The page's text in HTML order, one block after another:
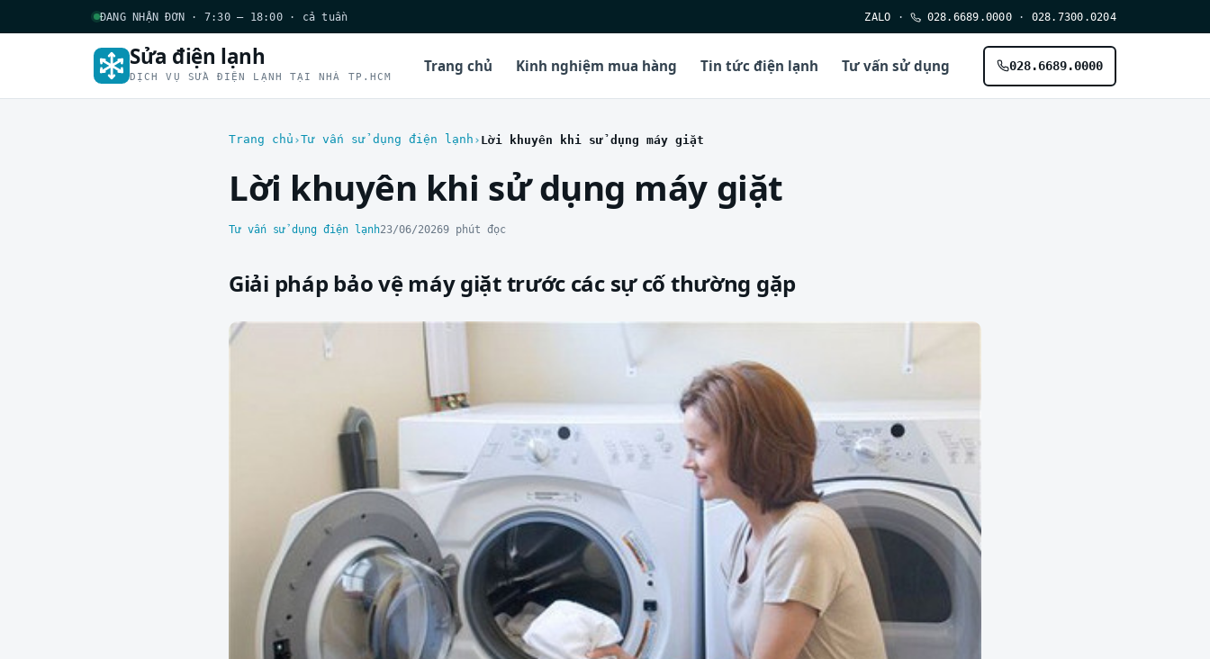
ĐANG NHẬN ĐƠN · 7:30 – 18:00 · cả tuần ZALO · 028.6689.0000 · 028.7300.0204
Sửa điện lạnh
DỊCH VỤ SỬA ĐIỆN LẠNH TẠI NHÀ TP.HCM
Trang chủ Kinh nghiệm mua hàng Tin tức điện lạnh Tư vấn sử dụng 028.6689.0000
Trang chủ Tư vấn sử dụng điện lạnh Lời khuyên khi sử dụng máy giặt
Lời khuyên khi sử dụng máy giặt
Tư vấn sử dụng điện lạnh23/06/20269 phút đọc
Giải pháp bảo vệ máy giặt trước các sự cố thường gặp